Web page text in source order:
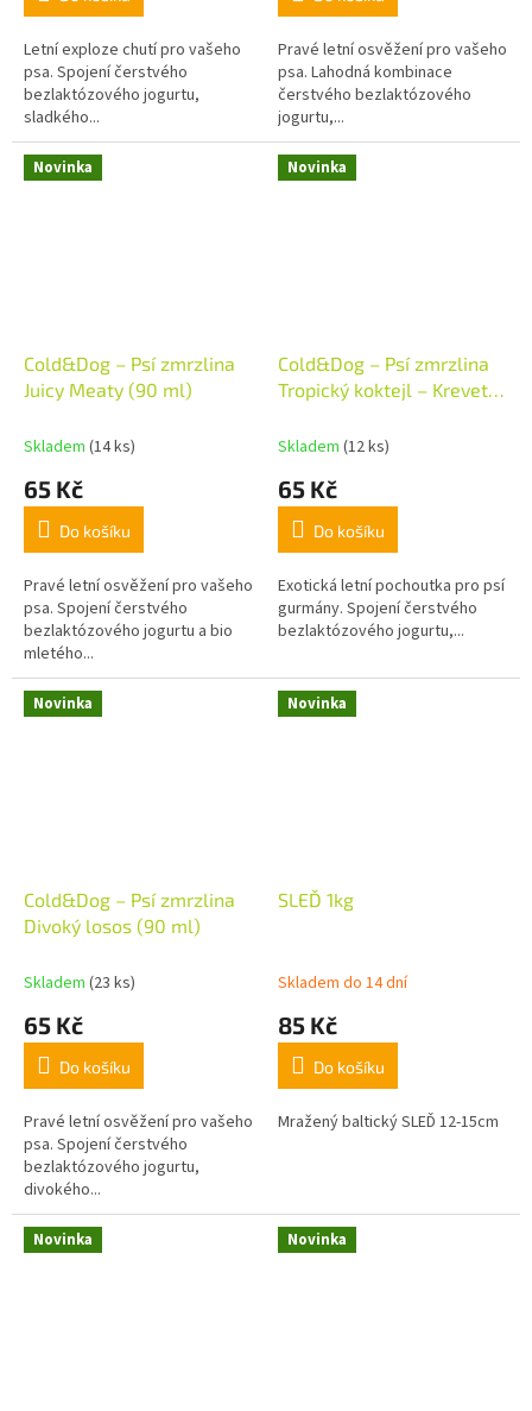
Letní exploze chutí pro vašeho
psa. Spojení čerstvého
bezlaktózového jogurtu,
sladkého...
Pravé letní osvěžení pro vašeho
psa. Lahodná kombinace
čerstvého bezlaktózového
jogurtu,...
Novinka
Cold&Dog – Psí zmrzlina
Juicy Meaty (90 ml)
Skladem (14 ks)
65 Kč
Do košíku
Pravé letní osvěžení pro vašeho
psa. Spojení čerstvého
bezlaktózového jogurtu a bio
mletého...
Novinka
Cold&Dog – Psí zmrzlina
Tropický koktejl – Kreveta
Skladem (12 ks)
65 Kč
Do košíku
Exotická letní pochoutka pro psí
gurmány. Spojení čerstvého
bezlaktózového jogurtu,...
Novinka
Cold&Dog – Psí zmrzlina
Divoký losos (90 ml)
Skladem (23 ks)
65 Kč
Do košíku
Pravé letní osvěžení pro vašeho
psa. Spojení čerstvého
bezlaktózového jogurtu,
divokého...
Novinka
SLEĎ 1kg
Skladem do 14 dní
85 Kč
Do košíku
Mražený baltický SLEĎ 12-15cm
Novinka Novinka